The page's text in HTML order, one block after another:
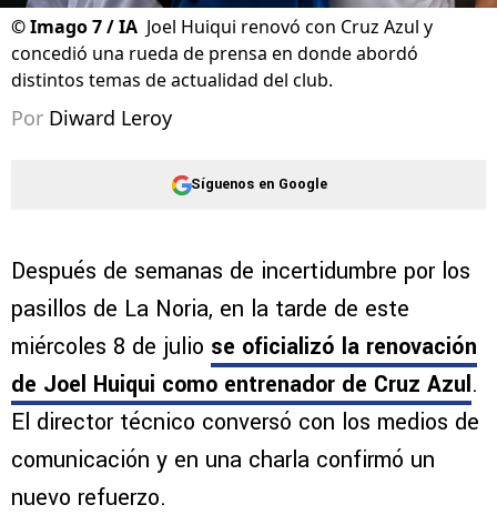
©Imago 7 / IA Joel Huiqui renovó con Cruz Azul y
concedió una rueda de prensa en donde abordó
distintos temas de actualidad del club.
Por Diward Leroy
Síguenos en Google
Después de semanas de incertidumbre por los
pasillos de La Noria, en la tarde de este
miércoles 8 de julio se oficializó la renovación
de Joel Huiqui como entrenador de Cruz Azul.
El director técnico conversó con los medios de
comunicación y en una charla confirmó un
nuevo refuerzo.